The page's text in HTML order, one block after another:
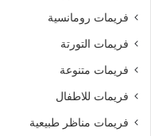
فريمات رومانسية
فريمات التورتة
فريمات متنوعة
فريمات للاطفال
فريمات مناظر طبيعية